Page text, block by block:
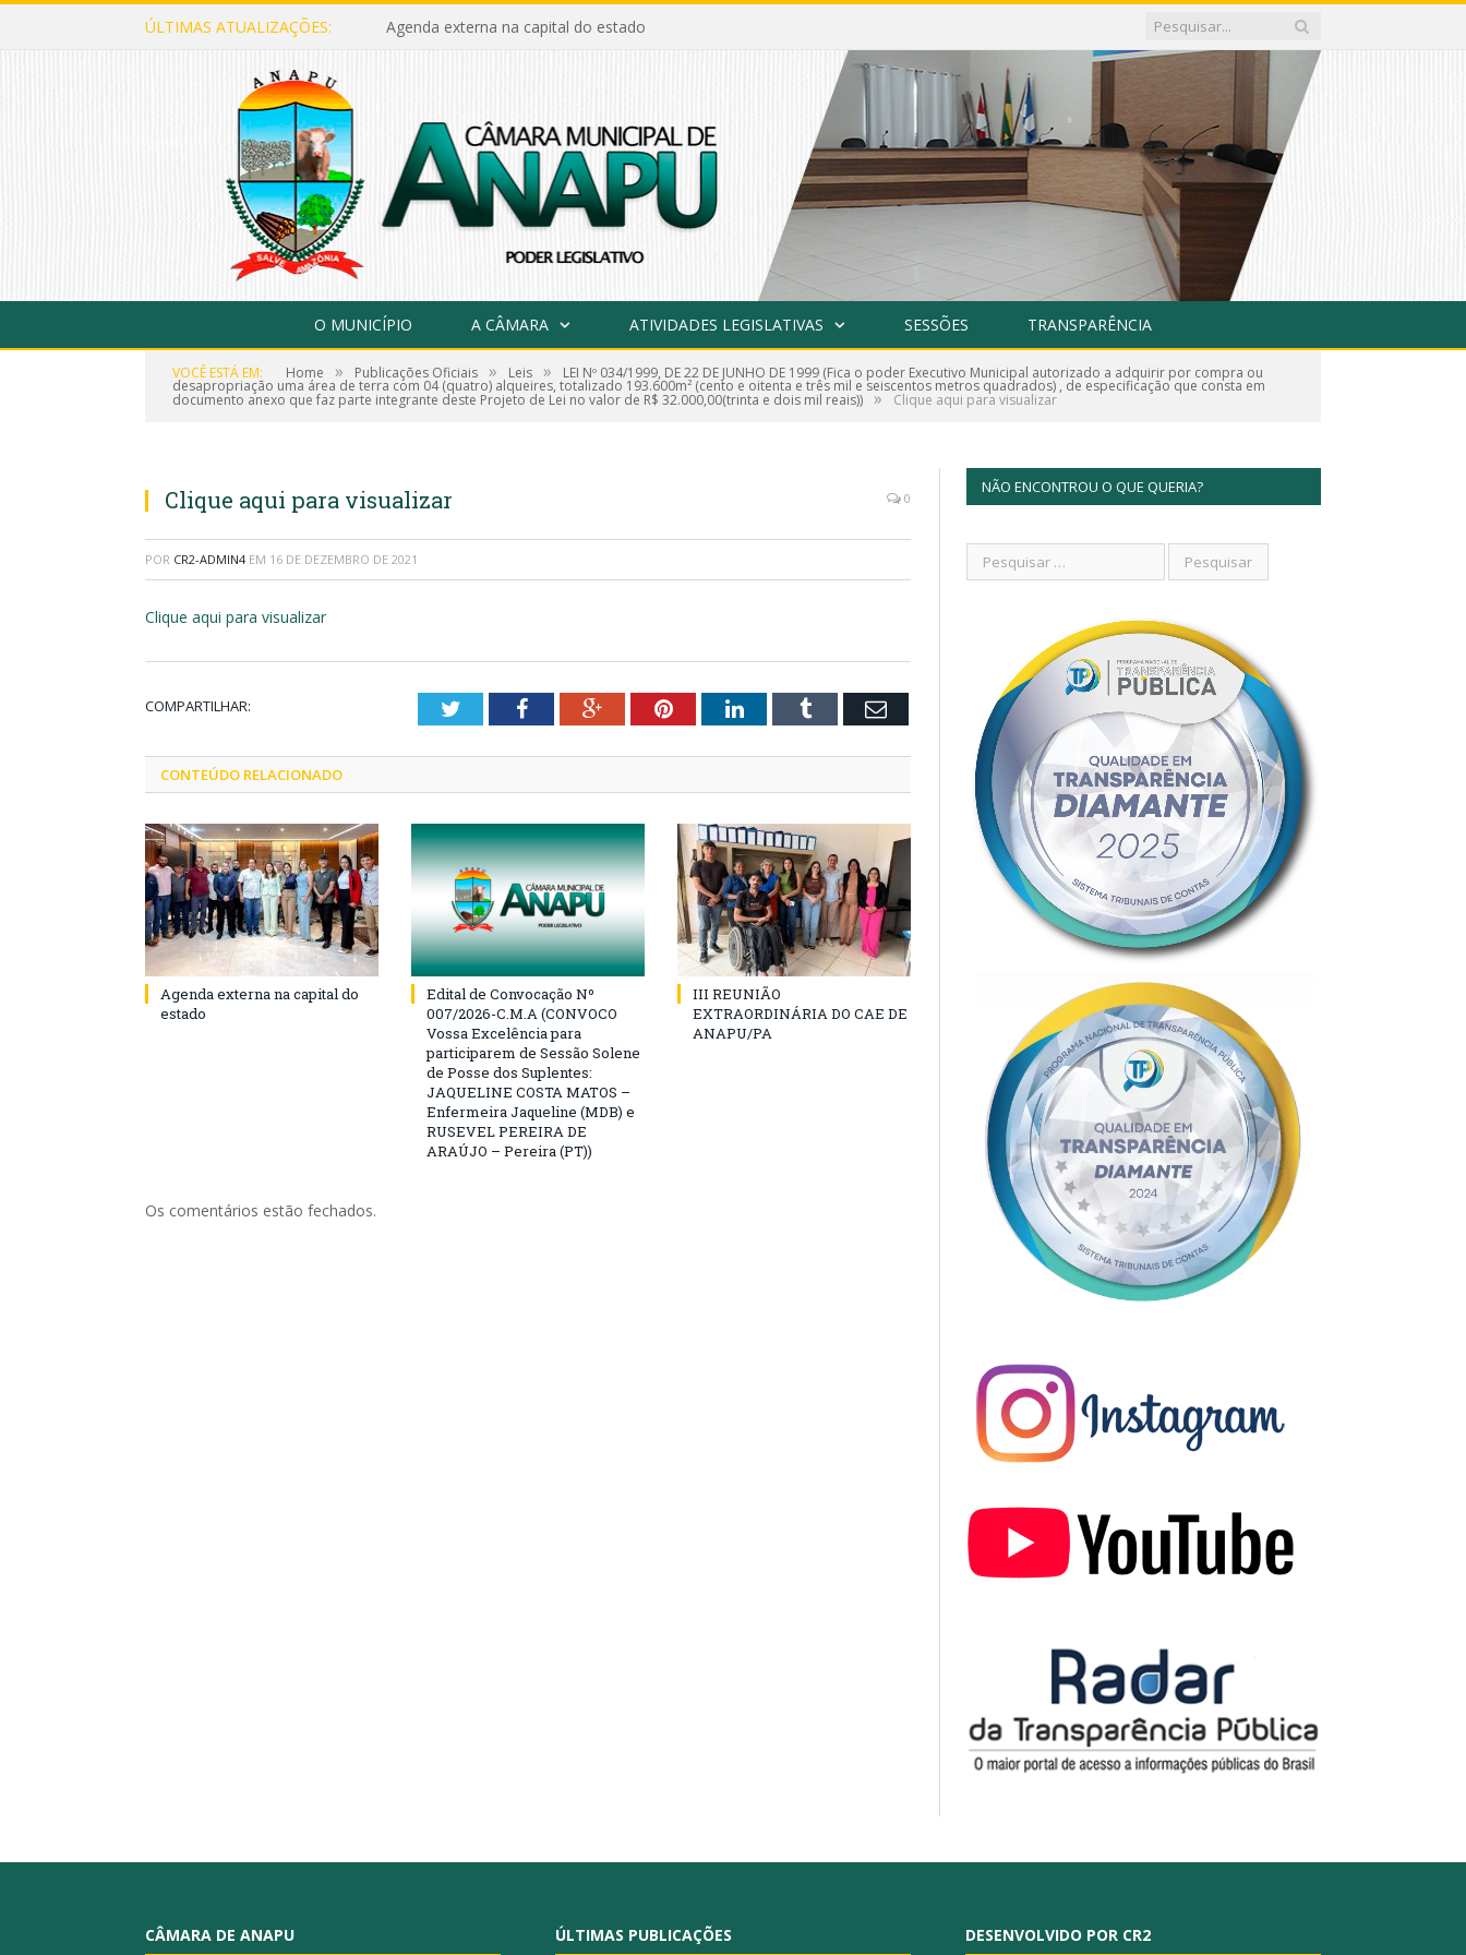
ÚLTIMAS ATUALIZAÇÕES: Agenda externa na capital do estado
O MUNICÍPIO A CÂMARA ATIVIDADES LEGISLATIVAS SESSÕES TRANSPARÊNCIA
VOCÊ ESTÁ EM: Home » Publicações Oficiais » Leis » LEI Nº 034/1999, DE 22 DE JUNHO DE 1999 (Fica o poder Executivo Municipal autorizado a adquirir por compra ou
desapropriação uma área de terra com 04 (quatro) alqueires, totalizado 193.600m² (cento e oitenta e três mil e seiscentos metros quadrados) , de especificação que consta em
documento anexo que faz parte integrante deste Projeto de Lei no valor de R$ 32.000,00(trinta e dois mil reais)) » Clique aqui para visualizar
Clique aqui para visualizar 0
POR CR2-ADMIN4 EM 16 DE DEZEMBRO DE 2021
Clique aqui para visualizar
COMPARTILHAR: TwitterFacebookGoogle+PinterestLinkedInTumblr Email
CONTEÚDO RELACIONADO
Agenda externa na capital do
estado
Edital de Convocação Nº
007/2026-C.M.A (CONVOCO
Vossa Excelência para
participarem de Sessão Solene
de Posse dos Suplentes:
JAQUELINE COSTA MATOS –
Enfermeira Jaqueline (MDB) e
RUSEVEL PEREIRA DE
ARAÚJO – Pereira (PT))
III REUNIÃO
EXTRAORDINÁRIA DO CAE DE
ANAPU/PA
Os comentários estão fechados.
NÃO ENCONTROU O QUE QUERIA?
CÂMARA DE ANAPU ÚLTIMAS PUBLICAÇÕES DESENVOLVIDO POR CR2